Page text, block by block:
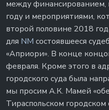
между финансированием,
году и мероприятиями,
второй половине 2018
для NM состоявшееся
«Априори». В конце
февраля. Кроме этого в
городского суда была
мы просим А.К. Мамей
Тираспольском